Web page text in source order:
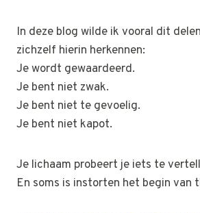
In deze blog wilde ik vooral dit
zichzelf hierin herkennen:
Je wordt gewaardeerd.
Je bent niet zwak.
Je bent niet te gevoelig.
Je bent niet kapot.
Je lichaam probeert je iets te
En soms is instorten het begin van